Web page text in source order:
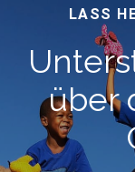
LASS
über